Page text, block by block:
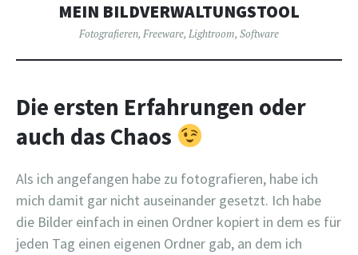
MEIN BILDVERWALTUNGSTOOL
Fotografieren, Freeware, Lightroom, Software
Die ersten Erfahrungen oder
auch das Chaos
Als ich angefangen habe zu fotografieren, habe ich
mich damit gar nicht auseinander gesetzt. Ich habe
die Bilder einfach in einen Ordner kopiert in dem es für
jeden Tag einen eigenen Ordner gab, an dem ich